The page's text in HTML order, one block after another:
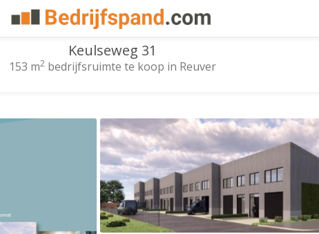
Keulseweg 31
153 m2 bedrijfsruimte te koop in Reuver